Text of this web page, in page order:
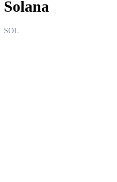
Solana
SOL